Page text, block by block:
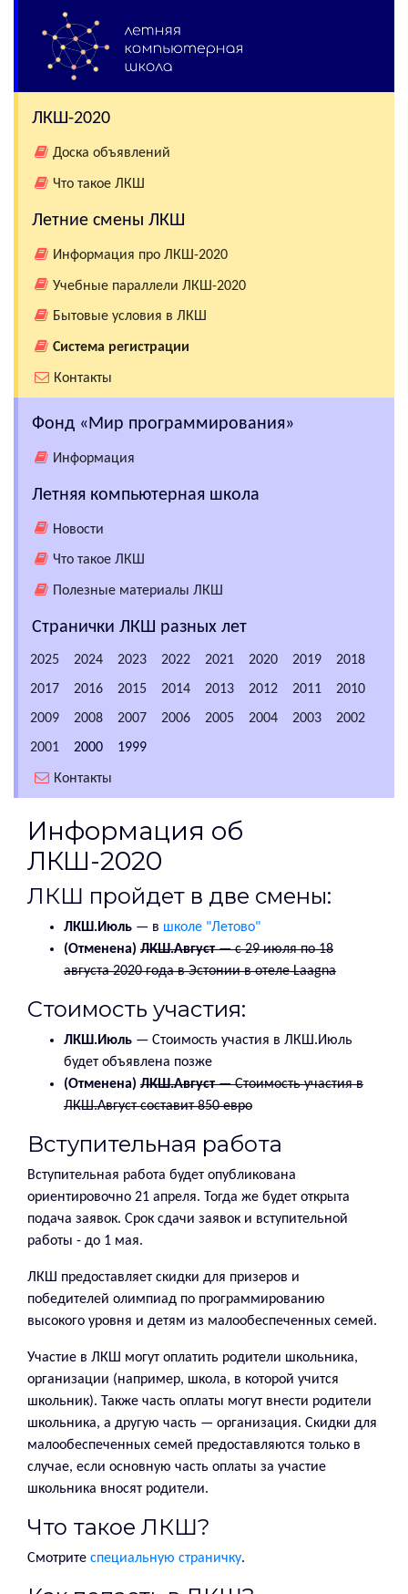
ЛКШ-2020
Доска объявлений
Что такое ЛКШ
Летние смены ЛКШ
Информация про ЛКШ-2020
Учебные параллели ЛКШ-2020
Бытовые условия в ЛКШ
Система регистрации
Контакты
Фонд «Мир программирования»
Информация
Летняя компьютерная школа
Новости
Что такое ЛКШ
Полезные материалы ЛКШ
Странички ЛКШ разных лет
2025 2024 2023 2022 2021 2020 2019
2018
2017
2016 2015 2014 2013 2012 2011
2010
2009
2008 2007 2006 2005 2004 2003
2002
2001
2000 1999
Контакты
Информация об
ЛКШ-2020
ЛКШ пройдет в две смены:
ЛКШ.Июль — в школе "Летово"
(Отменена) ЛКШ.Август— с 29 июля по 18
августа 2020 года в Эстонии в отеле Laagna
Стоимость участия:
ЛКШ.Июль — Стоимость участия в ЛКШ.Июль
будет объявлена позже
(Отменена) ЛКШ.Август— Стоимость участия в
ЛКШ.Август составит 850 евро
Вступительная работа
Вступительная работа будет опубликована
ориентировочно 21 апреля. Тогда же будет открыта
подача заявок. Срок сдачи заявок и вступительной
работы - до 1 мая.
ЛКШ предоставляет скидки для призеров и
победителей олимпиад по программированию
высокого уровня и детям из малообеспеченных семей.
Участие в ЛКШ могут оплатить родители школьника,
организации (например, школа, в которой учится
школьник). Также часть оплаты могут внести родители
школьника, а другую часть — организация. Скидки для
малообеспеченных семей предоставляются только в
случае, если основную часть оплаты за участие
школьника вносят родители.
Что такое ЛКШ?
Смотрите специальную страничку.